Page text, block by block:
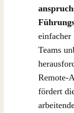
einfacher
Teams
Remote-
fördert